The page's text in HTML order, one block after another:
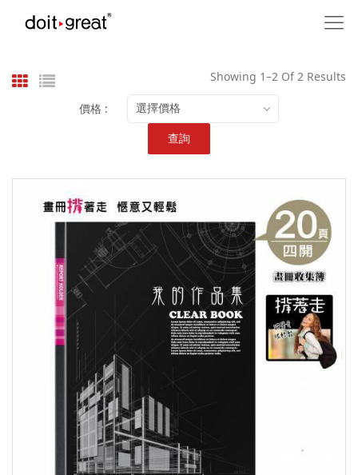
Showing 1–2 Of 2 Results
價格 : 選擇價格
查詢